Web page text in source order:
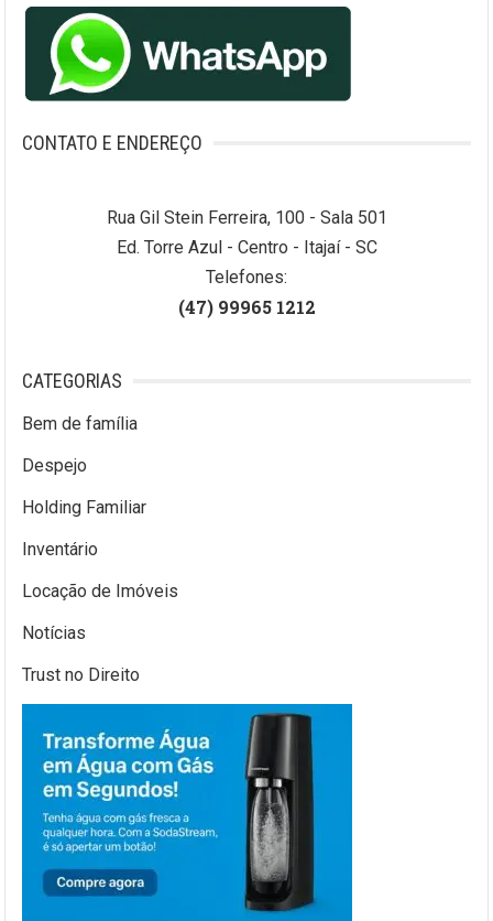
CONTATO E ENDEREÇO
Rua Gil Stein Ferreira, 100 - Sala 501
Ed. Torre Azul - Centro - Itajaí - SC
Telefones:
(47) 99965 1212
CATEGORIAS
Bem de família
Despejo
Holding Familiar
Inventário
Locação de Imóveis
Notícias
Trust no Direito